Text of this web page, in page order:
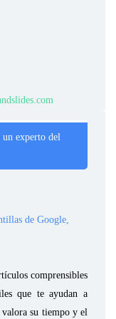
experto del
de Google,
comprensibles
que te ayudan a
valora su tiempo y el